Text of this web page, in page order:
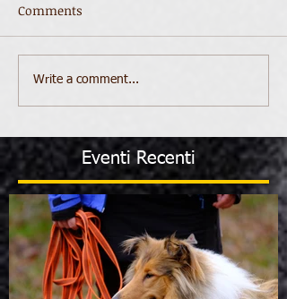
Comments
Write a comment...
Eventi Recenti